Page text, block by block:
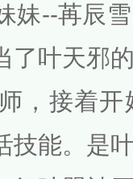
妹--苒辰
了叶天邪
，接着开
技能。是